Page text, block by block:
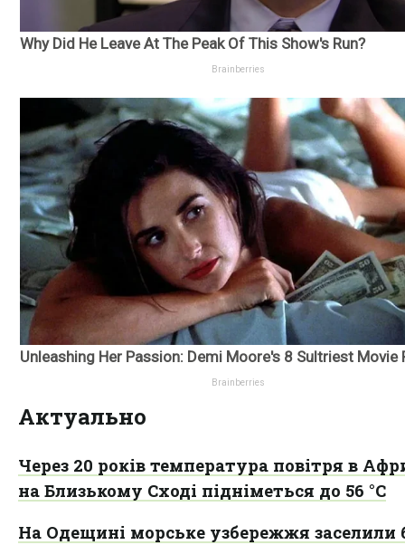
Актуально
Через 20 років температура повітря в
на Близькому Сході підніметься до 56 °C
На Одещині морське узбережжя заселили